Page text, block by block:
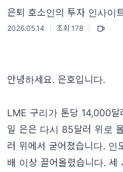
은퇴 호소인의 투자 인사이
2026.05.14 조회 178
안녕하세요. 은호입니다.
LME 구리가 톤당 14,000달
일 은은 다시 85달러 위로
러 위에서 굳어졌습니다. 인
배 이상 끌어올렸습니다. 세